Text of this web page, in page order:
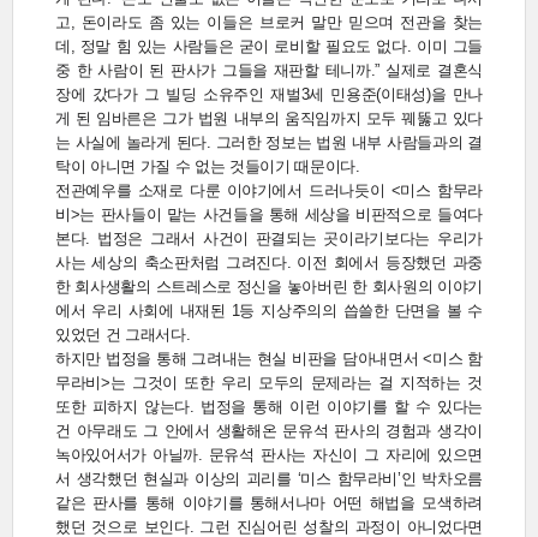
고, 돈이라도 좀 있는 이들은 브로커 말만 믿으며 전관을 찾는
데, 정말 힘 있는 사람들은 굳이 로비할 필요도 없다. 이미 그들
중 한 사람이 된 판사가 그들을 재판할 테니까.” 실제로 결혼식
장에 갔다가 그 빌딩 소유주인 재벌3세 민용준(이태성)을 만나
게 된 임바른은 그가 법원 내부의 움직임까지 모두 꿰뚫고 있다
는 사실에 놀라게 된다. 그러한 정보는 법원 내부 사람들과의 결
탁이 아니면 가질 수 없는 것들이기 때문이다.
전관예우를 소재로 다룬 이야기에서 드러나듯이 <미스 함무라
비>는 판사들이 맡는 사건들을 통해 세상을 비판적으로 들여다
본다. 법정은 그래서 사건이 판결되는 곳이라기보다는 우리가
사는 세상의 축소판처럼 그려진다. 이전 회에서 등장했던 과중
한 회사생활의 스트레스로 정신을 놓아버린 한 회사원의 이야기
에서 우리 사회에 내재된 1등 지상주의의 씁쓸한 단면을 볼 수
있었던 건 그래서다.
하지만 법정을 통해 그려내는 현실 비판을 담아내면서 <미스 함
무라비>는 그것이 또한 우리 모두의 문제라는 걸 지적하는 것
또한 피하지 않는다. 법정을 통해 이런 이야기를 할 수 있다는
건 아무래도 그 안에서 생활해온 문유석 판사의 경험과 생각이
녹아있어서가 아닐까. 문유석 판사는 자신이 그 자리에 있으면
서 생각했던 현실과 이상의 괴리를 ‘미스 함무라비’인 박차오름
같은 판사를 통해 이야기를 통해서나마 어떤 해법을 모색하려
했던 것으로 보인다. 그런 진심어린 성찰의 과정이 아니었다면